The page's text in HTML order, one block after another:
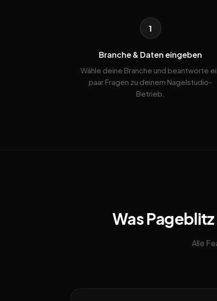
1
Branche & Daten eingeben
Wähle deine Branche und beantworte
paar Fragen zu deinem Nagelstudio-
Betrieb.
Was
Alle